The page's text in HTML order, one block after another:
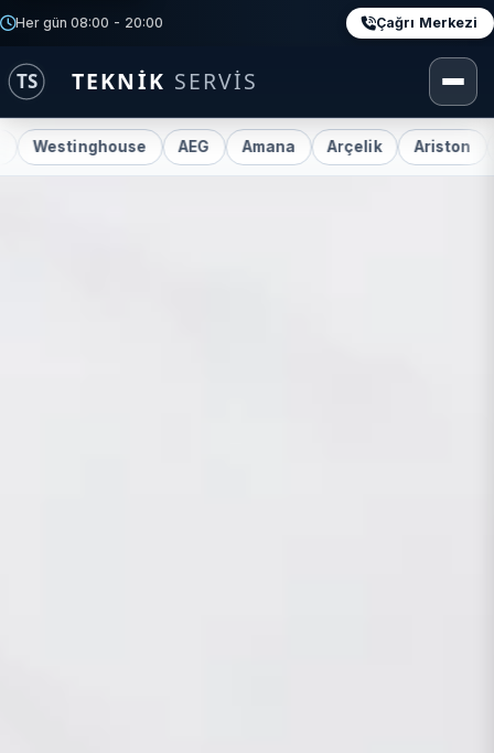
Her gün 08:00 - 20:00 Çağrı Merkezi
AEG Amana Arçelik Ariston Beko